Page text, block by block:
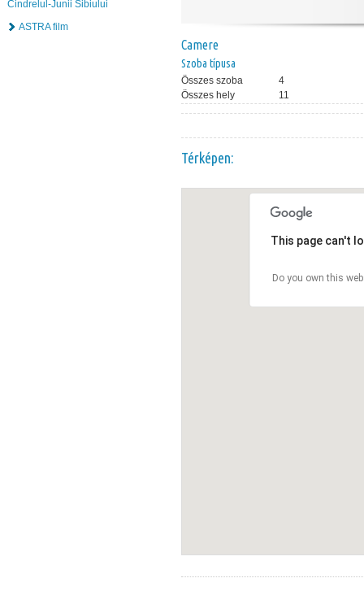
Cindrelul-Junii Sibiului
ASTRA film
Camere
Szoba típusa
Összes szoba
4
Összes hely
11
Térképen:
This page can't
Do you own this